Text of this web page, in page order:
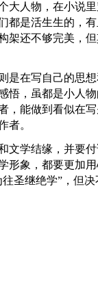
大人物，在小说
都是活生生的，
架还不够完美，
是在写自己的思
悟，虽都是小人
，能做到看似在
者。
文学结缘，并要
形象，都要更加
圣继绝学”，但